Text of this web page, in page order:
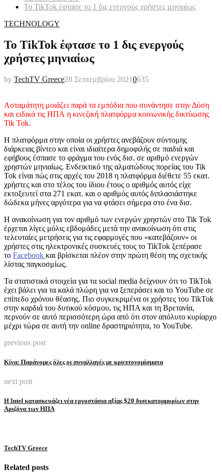
Το TikTok έφτασε το 1 δις ενεργούς χρήστες μηνιαίως
TECHNOLOGY
Το TikTok έφτασε το 1 δις ενεργούς
χρήστες μηνιαίως
by TechTV Greece28 Σεπτεμβρίου 20210635
Ασταμάτητη μοιάζει παρά τα εμπόδια που συνάντησε στην Δύση
και ειδικά τις ΗΠΑ η κινεζική πλατφόρμα κοινωνικής δικτύωσης
Tik Tok.
Η πλατφόρμα στην οποία οι χρήστες ανεβάζουν σύντομης
διάρκειας βίντεο και είναι ιδιαίτερα δημοφιλής σε παιδιά και
εφήβους έσπασε το φράγμα του ενός δισ. σε αριθμό ενεργών
χρηστών μηνιαίως. Ενδεικτικό της αλματώδους πορείας του Tik
Tok είναι πώς στις αρχές του 2018 η πλατφόρμα διέθετε 55 εκατ.
χρήστες και στο τέλος του ίδιου έτους ο αριθμός αυτός είχε
εκτοξευτεί στα 271 εκατ. και ο αριθμός αυτός διπλασιάστηκε
δώδεκα μήνες αργότερα για να φτάσει σήμερα στο ένα δισ.
Η ανακοίνωση για τον αριθμό των ενεργών χρηστών στο Tik Tok
έρχεται λίγες μόλις εβδομάδες μετά την ανακοίνωση ότι στις
τελευταίες μετρήσεις για τις εφαρμογές που «κατεβάζουν» οι
χρήστες στις ηλεκτρονικές συσκευές τους το TikTok ξεπέρασε
το Facebook και βρίσκεται πλέον στην πρώτη θέση της σχετικής
λίστας παγκοσμίως.
Τα στατιστικά στοιχεία για τα social media δείχνουν ότι το TikTok
έχει βάλει για τα καλά πλώρη για να ξεπεράσει και το YouTube σε
επίπεδο χρόνου θέασης. Πιο συγκεκριμένα οι χρήστες του TikTok
στην καρδιά του δυτικού κόσμου, τις ΗΠΑ και τη Βρετανία,
περνούν σε αυτό περισσότερη ώρα από ότι στον απόλυτο κυρίαρχο
μέχρι τώρα σε αυτή την online δραστηριότητα, το YouTube.
previous post
Κίνα: Παράνομες όλες οι συναλλαγές με κρυπτονομίσματα
next post
Η Intel κατασκευάζει νέα εργοστάσια αξίας $20 δισεκατομμυρίων στην
Αριζόνα των ΗΠΑ
TechTV Greece
Related posts